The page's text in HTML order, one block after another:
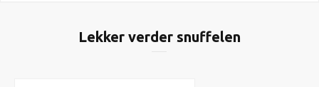
Lekker verder snuffelen